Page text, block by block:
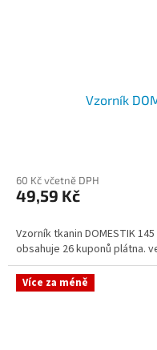
Vzorník
60 Kč včetně DPH
49,59 Kč
Vzorník tkanin DOMESTIK
obsahuje 26 kuponů plátna.
Více za méně